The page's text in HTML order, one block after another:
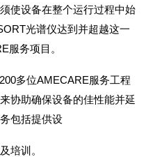
使设备在整个运行过程中始
光谱仪达到并超越这一
服务项目。
多位AMECARE服务工程
协助确保设备的佳性能并延
包括提供设
培训。